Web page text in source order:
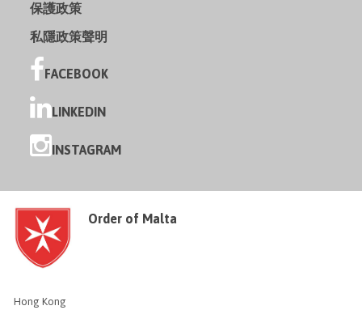
保護政策
私隱政策聲明
FACEBOOK
LINKEDIN
INSTAGRAM
Order of Malta
Hong Kong